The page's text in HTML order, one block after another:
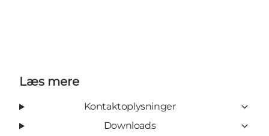
Læs mere
Kontaktoplysninger
Downloads